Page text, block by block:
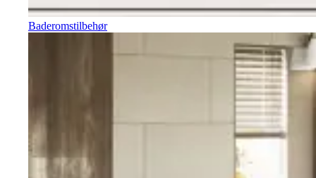
Baderomstilbehør